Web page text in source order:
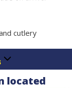
cutlery
located